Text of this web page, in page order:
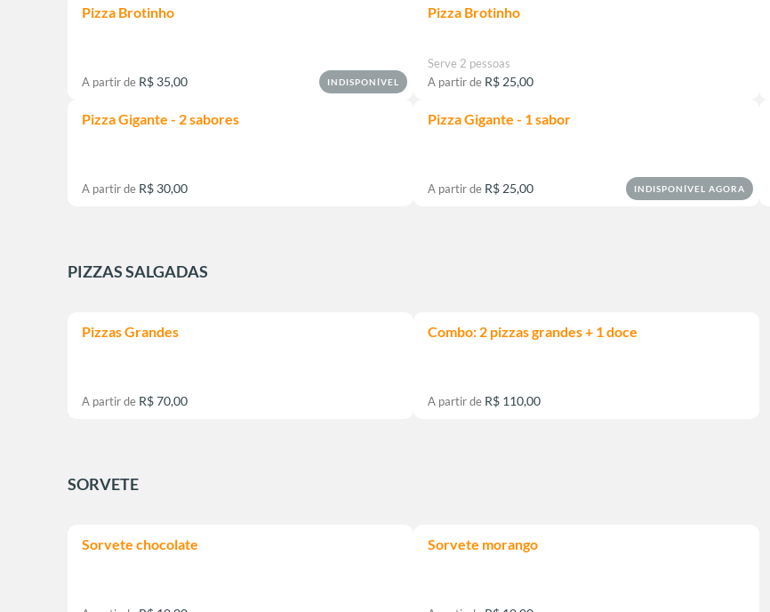
Pizza Brotinho
A partir de R$ 35,00 INDISPONÍVEL
Pizza Brotinho
Serve 2 pessoas
A partir de R$ 25,00
Pizza Gigante - 2 sabores
A partir de R$ 30,00
Pizza Gigante - 1 sabor
A partir de R$ 25,00 INDISPONÍVEL AGORA
PIZZAS SALGADAS
Pizzas Grandes
A partir de R$ 70,00
Combo: 2 pizzas grandes + 1 doce
A partir de R$ 110,00
SORVETE
Sorvete chocolate Sorvete morango